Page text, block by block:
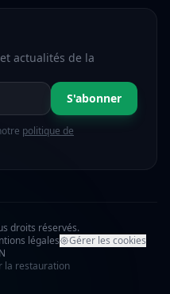
actualités de la
S'abonner
politique de
droits réservés.
légales
Gérer les cookies
la restauration